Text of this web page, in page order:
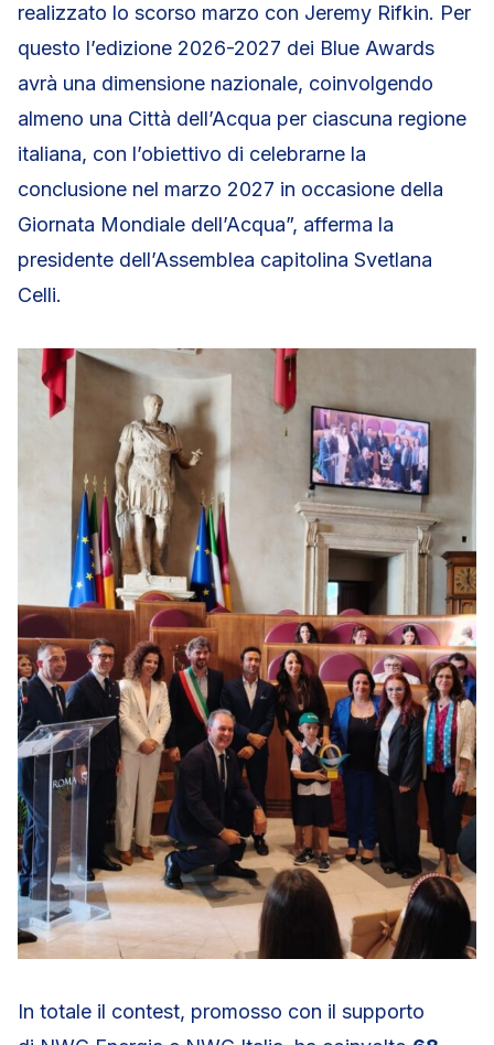
realizzato lo scorso marzo con Jeremy Rifkin. Per
questo l’edizione 2026-2027 dei Blue Awards
avrà una dimensione nazionale, coinvolgendo
almeno una Città dell’Acqua per ciascuna regione
italiana, con l’obiettivo di celebrarne la
conclusione nel marzo 2027 in occasione della
Giornata Mondiale dell’Acqua”, afferma la
presidente dell’Assemblea capitolina Svetlana
Celli.
In totale il contest, promosso con il supporto